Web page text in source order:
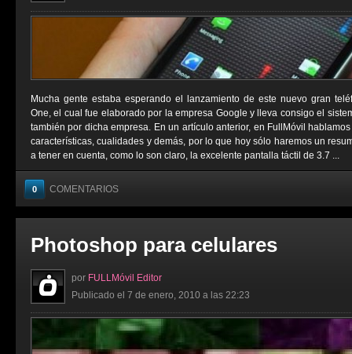
Mucha gente estaba esperando el lanzamiento de este nuevo gran
One, el cual fue elaborado por la empresa Google y lleva consigo el
también por dicha empresa. En un artículo anterior, en FullMóvil
características, cualidades y demás, por lo que hoy sólo haremos un
a tener en cuenta, como lo son claro, la excelente pantalla táctil de 3.7 ...
0 COMENTARIOS
Photoshop para celulares
por FULLMóvil Editor
Publicado el 7 de enero, 2010 a las 22:23